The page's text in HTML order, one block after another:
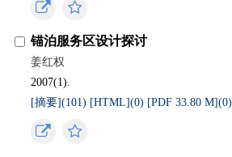
锚泊服务区设计探讨
姜红权
2007(1).
[摘要](101) [HTML](0) [PDF 33.80 M](0)